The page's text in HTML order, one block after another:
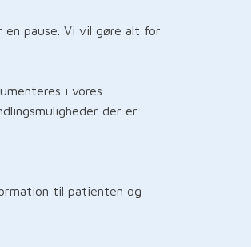
en pause. Vi vil gøre alt for
i vores
der er.
til patienten og